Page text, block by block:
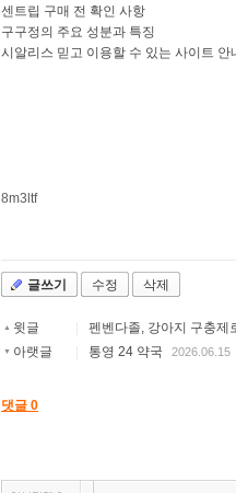
센트립 구매 전 확인 사항
구구정의 주요 성분과 특징
시알리스 믿고 이용할 수 있는 사이트 안
8m3ltf
글쓰기 수정 삭제
▲ 윗글 펜벤다졸, 강아지 구충제
▼ 아랫글 통영 24 약국 2026.06.15
댓글 0